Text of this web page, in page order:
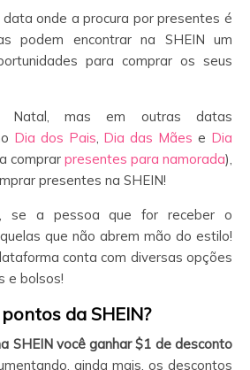
onde a procura por presentes é
podem encontrar na SHEIN um
para comprar os seus
Natal, mas em outras datas
Dia dos Pais, Dia das Mães e Dia
comprar presentes para namorada),
presentes na SHEIN!
se a pessoa que for receber o
que não abrem mão do estilo!
conta com diversas opções
e bolsos!
da SHEIN?
SHEIN você ganhar $1 de desconto
ainda mais, os descontos